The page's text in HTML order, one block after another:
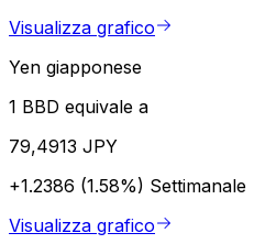
Visualizza grafico
Yen giapponese
1 BBD equivale a
79,4913 JPY
+1.2386 (1.58%) Settimanale
Visualizza grafico